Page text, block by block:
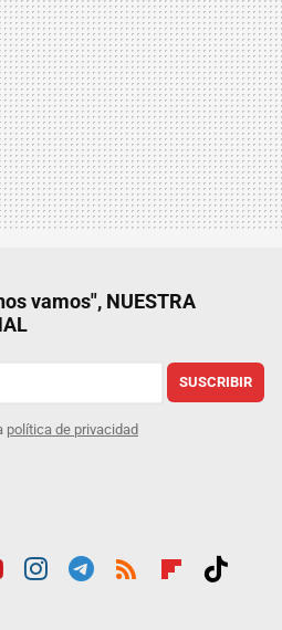
vamos", NUESTRA
SUSCRIBIR
política de privacidad